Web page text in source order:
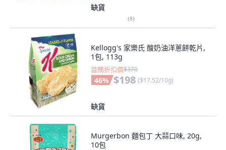
缺貨
(8)
Kellogg's 家樂氏 酸奶油洋蔥餅乾片,
1包, 113g
首購折扣價$370
46% $198 ($17.52/10g)
缺貨
Murgerbon 麵包丁 大蒜口味, 20g,
10包